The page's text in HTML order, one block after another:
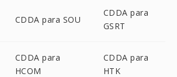
CDDA para SOU
CDDA para
GSRT
CDDA para
HCOM
CDDA para
HTK